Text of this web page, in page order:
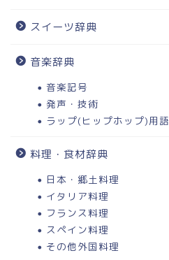
スイーツ辞典
音楽辞典
音楽記号
発声・技術
ラップ(ヒップホップ)用語
料理・食材辞典
日本・郷土料理
イタリア料理
フランス料理
スペイン料理
その他外国料理